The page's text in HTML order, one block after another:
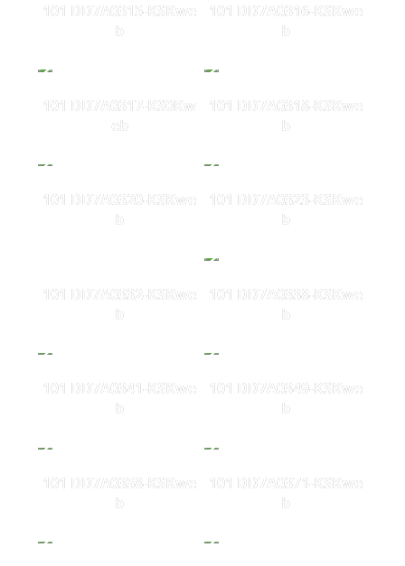
101 DD7A0315-KSKwe
b
101 DD7A0316-KSKwe
b
101 DD7A0317-KS0Kw
eb
101 DD7A0318-KSKwe
b
101 DD7A0320-KSKwe
b
101 DD7A0323-KSKwe
b
101 DD7A0332-KSKwe
b
101 DD7A0338-KSKwe
b
101 DD7A0341-KSKwe
b
101 DD7A0349-KSKwe
b
101 DD7A0358-KSKwe
b
101 DD7A0371-KSKwe
b